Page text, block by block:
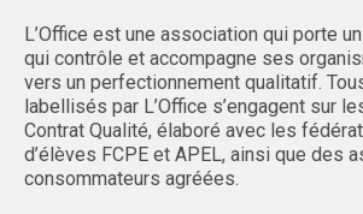
L’Office est une association qui porte
qui contrôle et accompagne ses
vers un perfectionnement qualitatif.
labellisés par L’Office s’engagent sur
Contrat Qualité, élaboré avec les
d’élèves FCPE et APEL, ainsi que des
consommateurs agréées.